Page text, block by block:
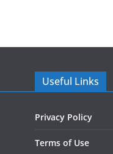
Useful Links
Privacy Policy
Terms of Use